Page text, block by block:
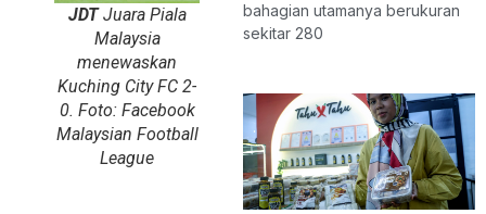
JDTJuara Piala
Malaysia
menewaskan
Kuching City FC 2-
0. Foto: Facebook
Malaysian Football
League
bahagian utamanya berukuran
sekitar 280